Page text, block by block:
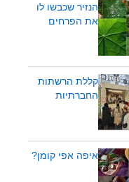
הנזיר שכבשו לו
את הפרחים
קללת הרשתות
החברתיות
איפה אפי קומן?